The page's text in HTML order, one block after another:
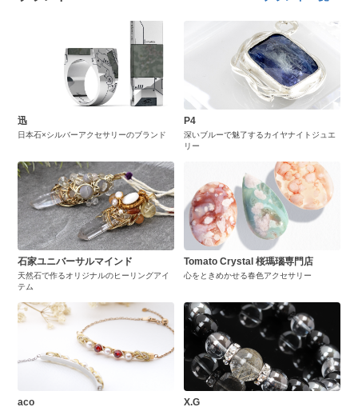
迅
日本石×シルバーアクセサリーのブランド
P4
深いブルーで魅了するカイヤナイトジュエ
リー
石家ユニバーサルマインド
天然石で作るオリジナルのヒーリングアイ
テム
Tomato Crystal 桜瑪瑙専門店
心をときめかせる春色アクセサリー
aco X.G